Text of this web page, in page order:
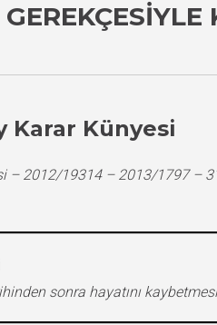
Karar Künyesi
– 2012/19314 – 2013/1797 –
sonra hayatını